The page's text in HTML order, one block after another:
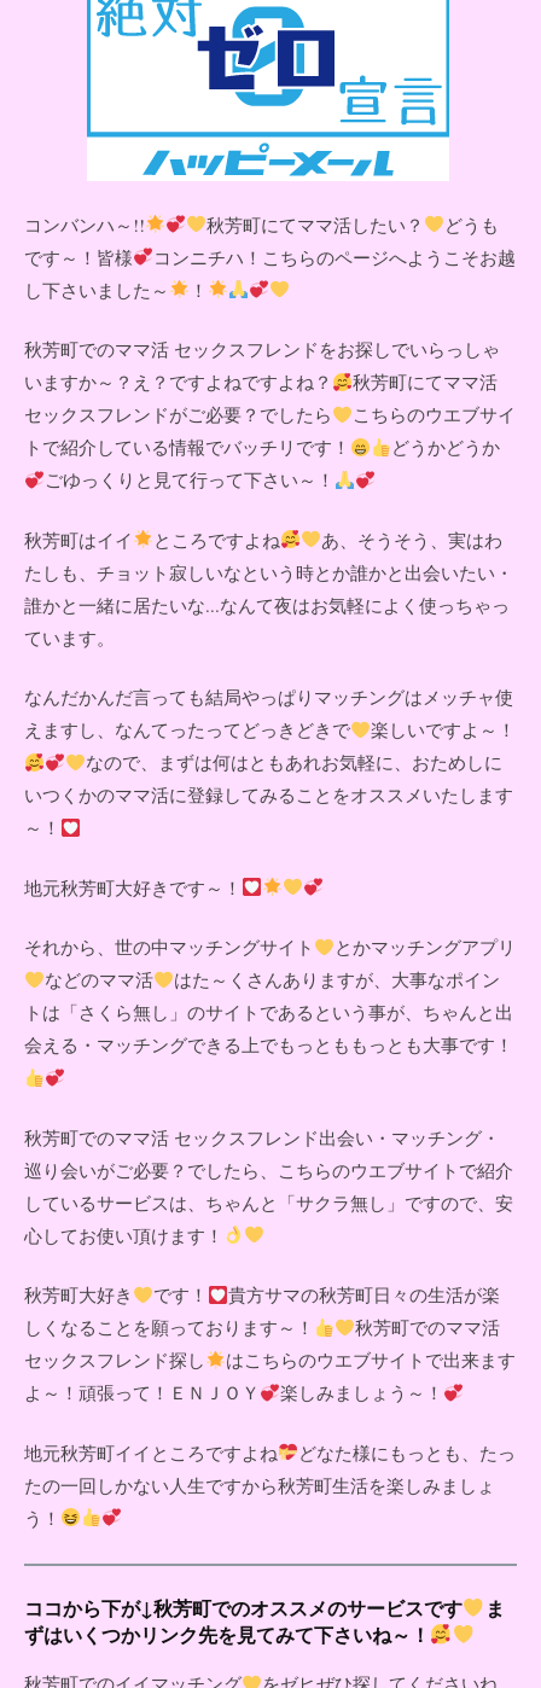
コンバンハ～!! 秋芳町にてママ活したい？
どうも
です～！皆様
コンニチハ！こちらのページへようこそお越
し下さいました～
！
秋芳町でのママ活 セックスフレンドをお探しでいらっしゃ
いますか～？え？ですよねですよね？
秋芳町にてママ活
セックスフレンドがご必要？でしたら
こちらのウエブサイ
トで紹介している情報でバッチリです！
どうかどうか
ごゆっくりと見て行って下さい～！
秋芳町はイイ ところですよね
あ、そうそう、実はわ
たしも、チョット寂しいなという時とか誰かと出会いたい・
誰かと一緒に居たいな...なんて夜はお気軽によく使っちゃっ
ています。
なんだかんだ言っても結局やっぱりマッチングはメッチャ使
えますし、なんてったってどっきどきで
楽しいですよ～！
なので、まずは何はともあれお気軽に、おためしに
いつくかのママ活に登録してみることをオススメいたします
～！
地元秋芳町大好きです～！
それから、世の中マッチングサイト
とかマッチングアプリ
などのママ活
はた～くさんありますが、大事なポイン
トは「さくら無し」のサイトであるという事が、ちゃんと出
会える・マッチングできる上でもっとももっとも大事です！
秋芳町でのママ活 セックスフレンド出会い・マッチング・
巡り会いがご必要？でしたら、こちらのウエブサイトで紹介
しているサービスは、ちゃんと「サクラ無し」ですので、安
心してお使い頂けます！
秋芳町大好き です！
貴方サマの秋芳町日々の生活が楽
しくなることを願っております～！
秋芳町でのママ活
セックスフレンド探し
はこちらのウエブサイトで出来ます
よ～！頑張って！ＥＮＪＯＹ
楽しみましょう～！
地元秋芳町イイところですよね
どなた様にもっとも、たっ
たの一回しかない人生ですから秋芳町生活を楽しみましょ
う！
ココから下が↓秋芳町でのオススメのサービスです
ま
ずはいくつかリンク先を見てみて下さいね～！